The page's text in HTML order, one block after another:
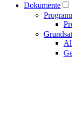
Dokumente